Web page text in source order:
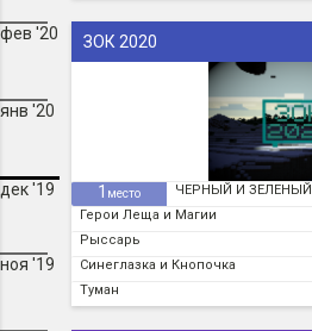
фев '20
янв '20
дек '19
ноя '19
ЗОК 2020
1 место
ЧЕРНЫЙ И ЗЕЛЕНЫЙ
Герои Леща и Магии
Рыссарь
Синеглазка и Кнопочка
Туман